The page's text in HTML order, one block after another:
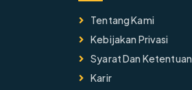
Tentang Kami
Kebijakan Privasi
Syarat Dan Ketentuan
Karir